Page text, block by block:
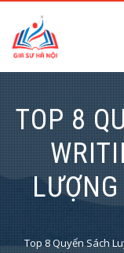
TOP 8
Top 8 Quyển Sách